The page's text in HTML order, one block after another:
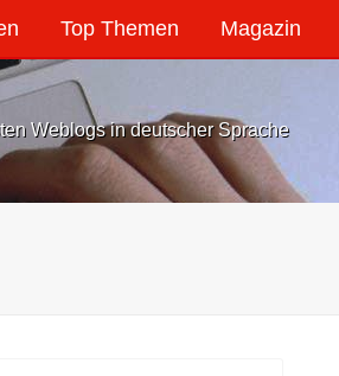
Top Themen Magazin
Weblogs in deutscher Sprache